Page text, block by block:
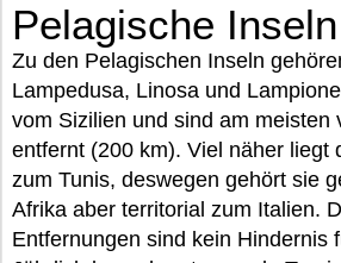
Pelagische Inseln
Zu den Pelagischen Inseln
Lampedusa, Linosa und
vom Sizilien und sind am meisten
entfernt (200 km). Viel näher liegt
zum Tunis, deswegen gehört sie
Afrika aber territorial zum Italien.
Entfernungen sind kein Hindernis